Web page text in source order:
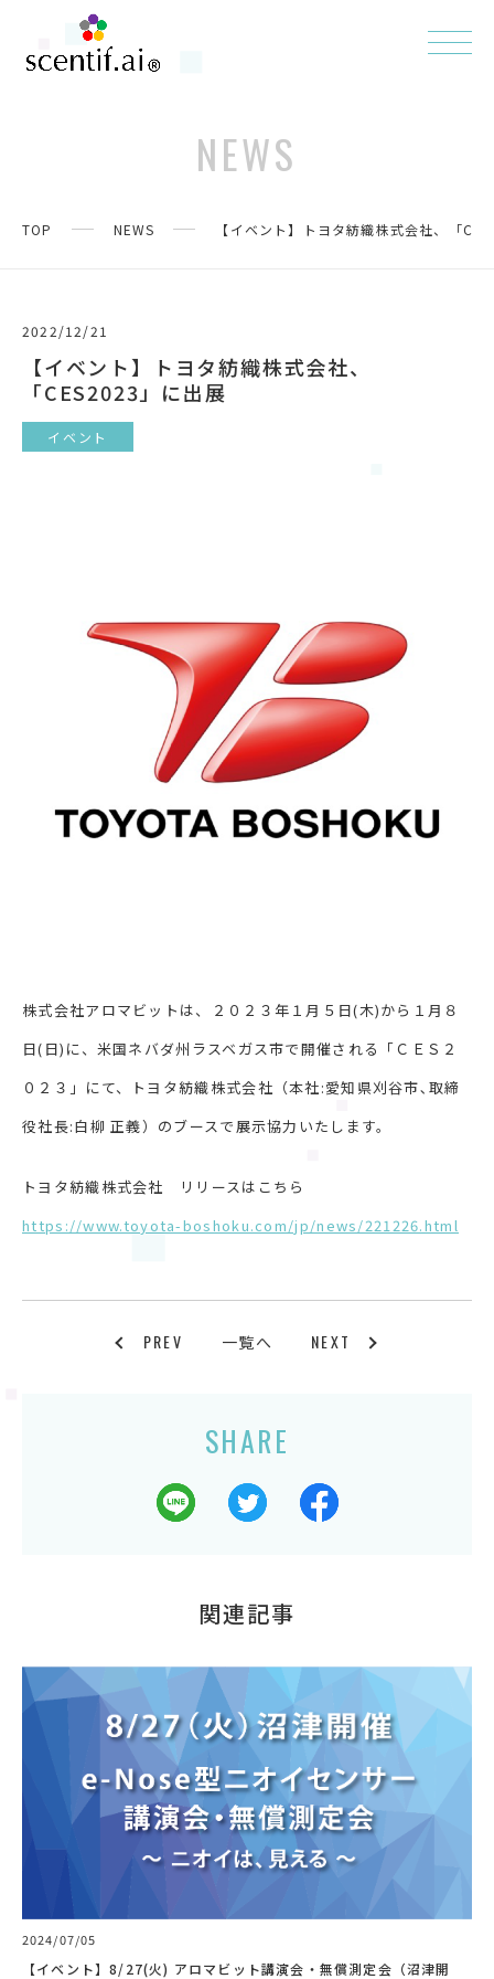
NEWS
TOP NEWS 【イベント】トヨタ紡織株式会社、「
2022/12/21
【イベント】トヨタ紡織株式会社、
「CES2023」に出展
イベント
株式会社アロマビットは、２０２３年１月５日(木)から１月８
日(日)に、米国ネバダ州ラスベガス市で開催される「ＣＥＳ２
０２３」にて、トヨタ紡織株式会社（本社:愛知県刈谷市､取締
役社長:白柳 正義）のブースで展示協力いたします。
トヨタ紡織株式会社 リリースはこちら
https://www.toyota-boshoku.com/jp/news/221226.html
PREV 一覧へ NEXT
SHARE
関連記事
2024/07/05
【イベント】8/27(火) アロマビット講演会・無償測定会（沼津開